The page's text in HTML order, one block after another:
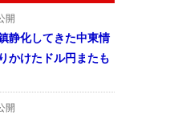
開
静化してきた中東情
かけたドル円またも
開